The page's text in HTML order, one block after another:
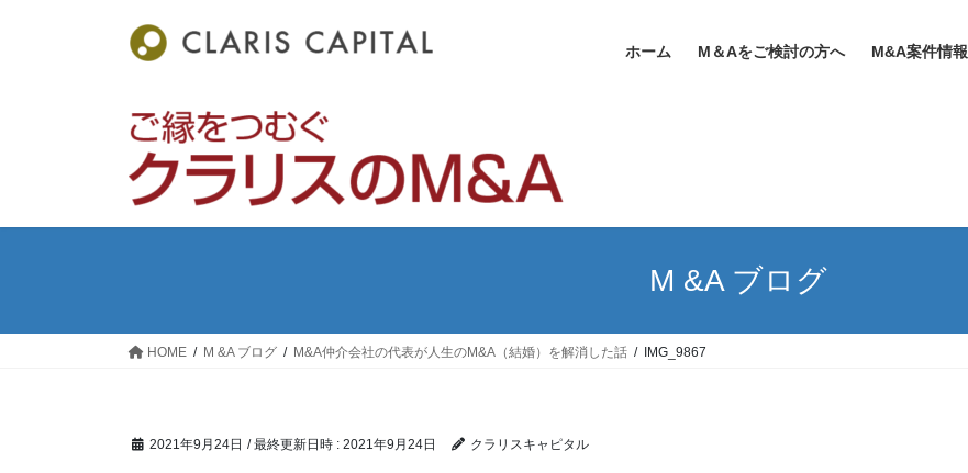
ホーム M＆Aをご検討の方へ M&A案件情報
M &A ブログ
HOME M &A ブログ M&A仲介会社の代表が人生のM&A（結婚）を解消した話 IMG_9867
2021年9月24日 / 最終更新日時 : 2021年9月24日 クラリスキャピタル